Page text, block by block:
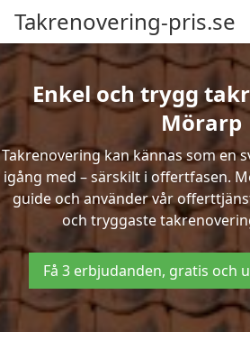
Takrenovering-pris.se
Enkel och trygg
Mörarp
Takrenovering kan kännas som en
igång med – särskilt i offertfasen.
guide och använder vår
och tryggaste
Få 3 erbjudanden, gratis och